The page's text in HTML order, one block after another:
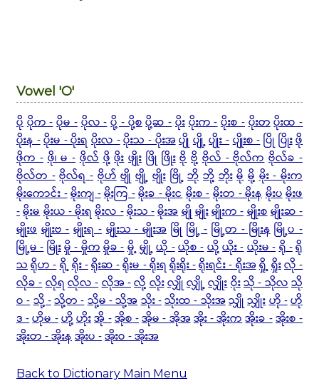
Vowel 'O'
ပိုပိုက -ပိုမ -ပိုလ -ပို့ - ပို့စပို့ဆ -ပိုးပိုးက -ပိုးစ -ပိုးတပိုးထ -
ပိုးန -ပိုးမ - ပိုးရ ပိုးလ -ပိုးသ - ပိုးအပျိုပျို့ ပျိုး -ပျိုးစ -ပြို ပြိုးဖို
ဖိုက - ဖို၊ မ - ဖိုလ် ဖို့ ဖိုး ဖျိုး ဖြို ဖြိုး ဗို ဗို့ ဗိုလ် - ဗိုလ်က ဗိုလ်ခ -
ဗိုလ်တ - ဗိုလ်ရ - ဗိုဟ် ဗျို ဗျို့ ဗျိုး ဗြို့ ဘို ဘို့ ဘိုး မို မို့ မိုး - မိုးက
မိုးကောင်း -မိုးကျ -မိုးကြ -မိုးခ - မိုးငမိုးစ -မိုးတ - မိုးနမိုးပမိုးဖ
-မိုးမမိုးယ - မိုးရ မိုးလ -မိုးသ -မိုးအမျိုမျိုးမျိုးက -မျိုးစမျိုးဆ -
မျိုးဖ မျိုးဗ - မျိုးရ - မျိုးသ - မျိုးအ မြို မြို့ - မြို့တ - မြိုးန မြို့ပ -
မြို့မ -မြိုးမှို - မှိုကမှိုခ -မှို့ မျှို့ ယို -ယိုစ -ယို့ယိုး -ယိုးမ -ရို -ရို
သရိုဟ -ရို့ရိုး -ရိုးဆ -ရိုးမ - ရိုးရရိုးရိုး -ရိုးရင်း - ရိုးအရှို့ရှိုးလို -
လိုခ -လိုရ လိုလ -လိုအ -လို့လိုးလျှို လျှို့ လျှိုးဝိုးသို - သိုလသို
ဝ -သို့ -သို့တ -သို့မ - သို့အသိုး -သိုးထ - သိုးအသျှို သျှိုးဟို -ဟို
ဒ -ဟိုမ -ဟို့ဟိုးအို -အိုစ -အိုမ - အိုအအိုး - အိုးကအိုးခ -အိုးစ -
အိုးတ - အိုးနအိုးပ -အိုးဝ - အိုးအ
Back to Dictionary Main Menu